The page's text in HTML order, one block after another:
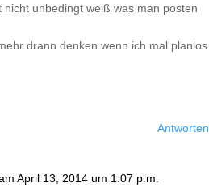
unbedingt weiß was man posten
drann denken wenn ich mal planlos
Antworten
April 13, 2014 um 1:07 p.m.